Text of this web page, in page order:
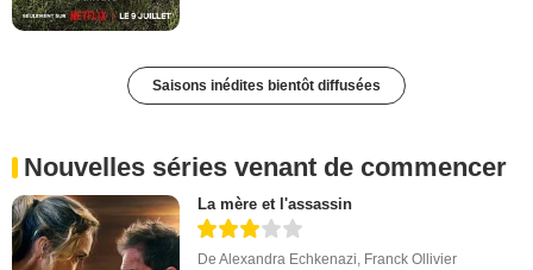
Saisons inédites bientôt diffusées
Nouvelles séries venant de commencer
La mère et l'assassin
DeAlexandra Echkenazi Franck Ollivier